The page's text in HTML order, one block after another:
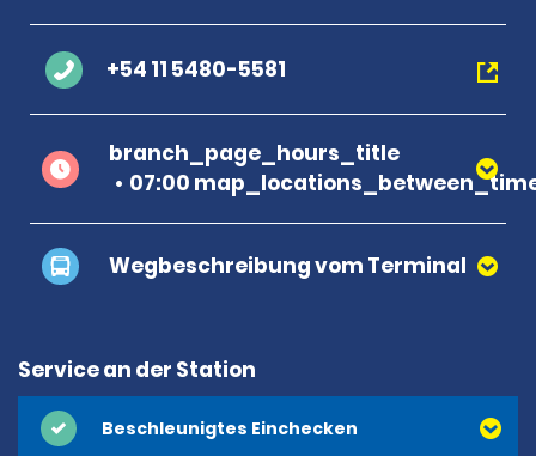
+54 11 5480-5581
branch_page_hours_title
07:00
Wegbeschreibung vom Terminal
Service an der Station
Beschleunigtes Einchecken